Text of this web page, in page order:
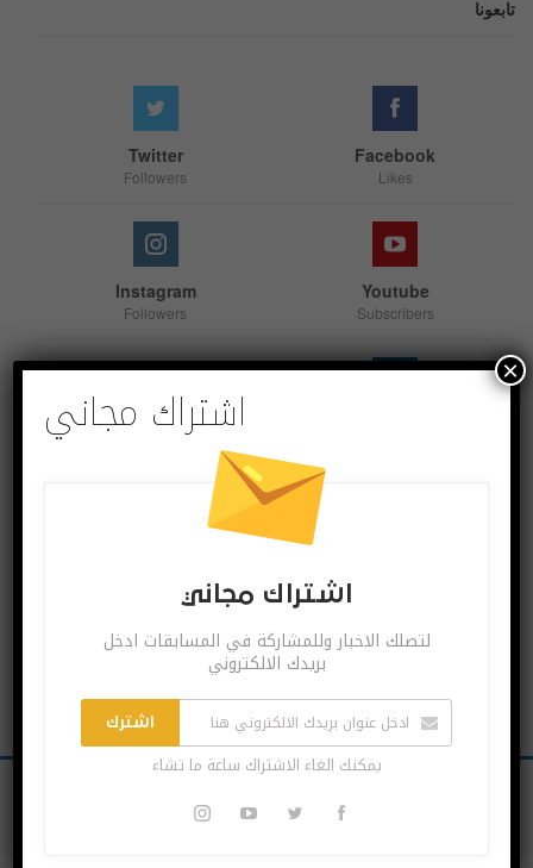
تابعونا
Facebook
Likes
Twitter
Followers
Youtube
Subscribers
Instagram
Followers
اشترك بقنواتنا
Facebook
اشتراك مجاني
اشتراك مجاني
لتصلك الاخبار وللمشاركة في المسابقات ادخل
بريدك الالكتروني
اشترك
يمكنك الغاء الاشتراك ساعة ما تشاء
×